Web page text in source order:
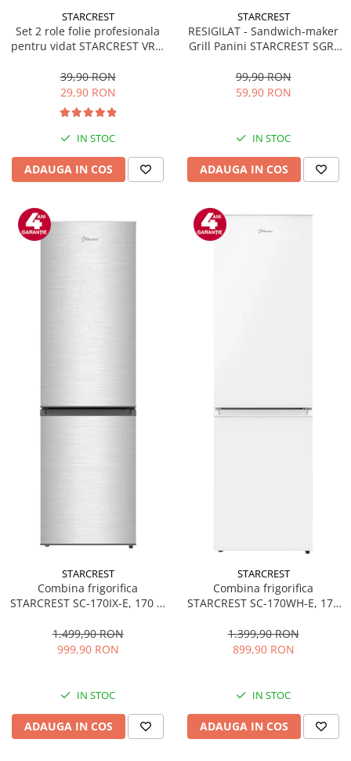
STARCREST
Set 2 role folie profesionala
pentru vidat STARCREST VRL-
reutilizabile, sous vide,
lavabile in masina de spalat,
fara BPA, transparent
39,90 RON
29,90 RON
IN STOC
ADAUGA IN COS
STARCREST
RESIGILAT - Sandwich-maker
Grill Panini STARCREST SGR-
nonaderente, Deschidere
180°, Suprafata de gatire 23 x
99,90 RON
59,90 RON
IN STOC
ADAUGA IN COS
STARCREST
Combina frigorifica
STARCREST SC-170IX-E, 170 L,
reglabil, Iluminare LED,
Suprafata Inox antiamprenta,
1.499,90 RON
999,90 RON
IN STOC
ADAUGA IN COS
STARCREST
Combina frigorifica
STARCREST SC-170WH-E, 170
Termostat reglabil, Iluminare
LED, Picioare ajustabile, Usi
1.399,90 RON
899,90 RON
IN STOC
ADAUGA IN COS